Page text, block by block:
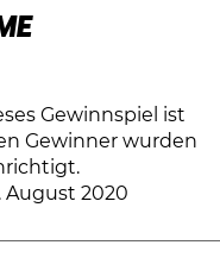
Gewinnspiel ist
Gewinner wurden
August 2020